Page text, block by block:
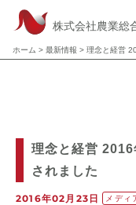
株式会社農業総
ホーム > 最新情報 >
理念と経営
されました
2016年02月23日 メディ